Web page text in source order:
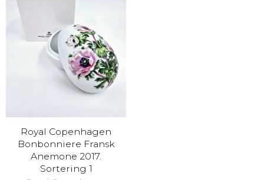
Royal Copenhagen
Bonbonniere Fransk
Anemone 2017.
Sortering 1